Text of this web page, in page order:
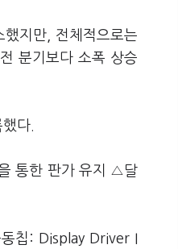
지만, 전체적으로는
분기보다 소폭 상승
다.
통한 판가 유지 △달
칩: Display Driver I